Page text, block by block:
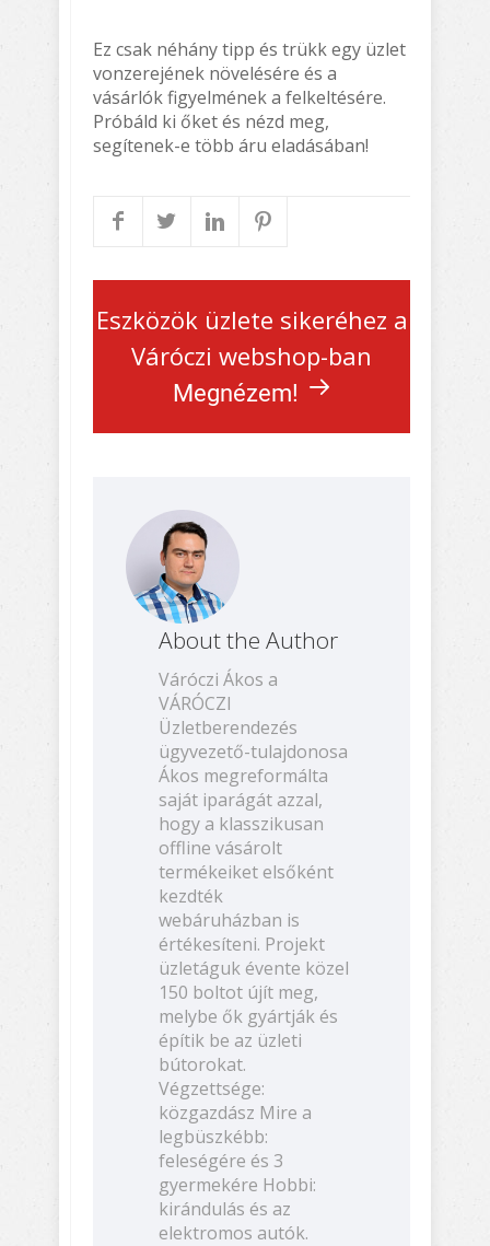
Ez csak néhány tipp és trükk egy üzlet
vonzerejének növelésére és a
vásárlók figyelmének a felkeltésére.
Próbáld ki őket és nézd meg,
segítenek-e több áru eladásában!
Eszközök üzlete sikeréhez a
Váróczi webshop-ban
Megnézem!
About the Author
Váróczi Ákos a
VÁRÓCZI
Üzletberendezés
ügyvezető-tulajdonosa
Ákos megreformálta
saját iparágát azzal,
hogy a klasszikusan
offline vásárolt
termékeiket elsőként
kezdték
webáruházban is
értékesíteni. Projekt
üzletáguk évente közel
150 boltot újít meg,
melybe ők gyártják és
építik be az üzleti
bútorokat.
Végzettsége:
közgazdász Mire a
legbüszkébb:
feleségére és 3
gyermekére Hobbi:
kirándulás és az
elektromos autók.